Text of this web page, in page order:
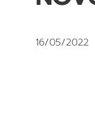
16/05/2022